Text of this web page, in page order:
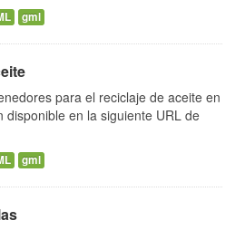
gml
para el reciclaje de aceite en
disponible en la siguiente URL de
gml